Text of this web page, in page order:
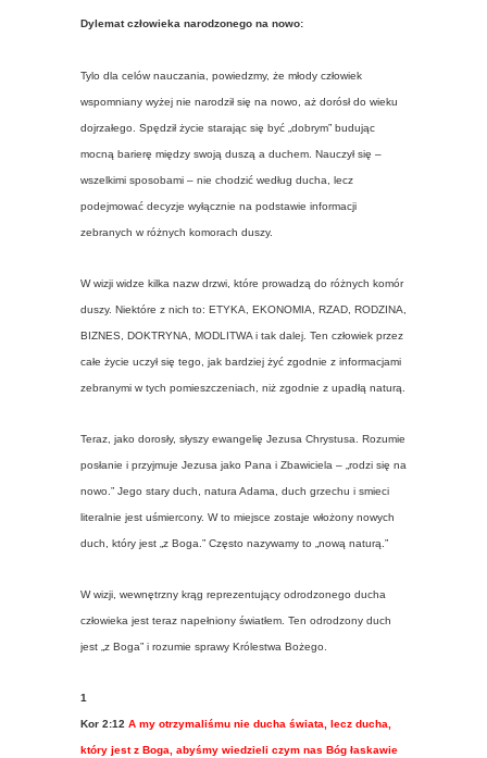
Dylemat człowieka narodzonego na nowo:
Tylo dla celów nauczania, powiedzmy, że młody człowiek
wspomniany wyżej nie narodził się na nowo, aż dorósł do wieku
dojrzałego. Spędził życie starając się być „dobrym” budując
mocną barierę między swoją duszą a duchem. Nauczył się –
wszelkimi sposobami – nie chodzić według ducha, lecz
podejmować decyzje wyłącznie na podstawie informacji
zebranych w różnych komorach duszy.
W wizji widze kilka nazw drzwi, które prowadzą do różnych komór
duszy. Niektóre z nich to: ETYKA, EKONOMIA, RZAD, RODZINA,
BIZNES, DOKTRYNA, MODLITWA i tak dalej. Ten człowiek przez
całe życie uczył się tego, jak bardziej żyć zgodnie z informacjami
zebranymi w tych pomieszczeniach, niż zgodnie z upadłą naturą.
Teraz, jako dorosły, słyszy ewangelię Jezusa Chrystusa. Rozumie
posłanie i przyjmuje Jezusa jako Pana i Zbawiciela – „rodzi się na
nowo.” Jego stary duch, natura Adama, duch grzechu i smieci
literalnie jest uśmiercony. W to miejsce zostaje włożony nowych
duch, który jest „z Boga.” Często nazywamy to „nową naturą.”
W wizji, wewnętrzny krąg reprezentujący odrodzonego ducha
człowieka jest teraz napełniony światłem. Ten odrodzony duch
jest „z Boga” i rozumie sprawy Królestwa Bożego.
1
Kor 2:12 A my otrzymaliśmu nie ducha świata, lecz ducha,
który jest z Boga, abyśmy wiedzieli czym nas Bóg łaskawie